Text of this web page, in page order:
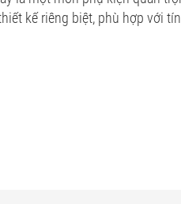
kế riêng biệt, phù hợp với